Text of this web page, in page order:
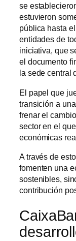
se
estuvieron
pública hasta
entidades de
iniciativa, que
el documento
la sede central
El papel que
transición a
frenar el
sector en el
económicas
A través de
fomenten una
sostenibles,
contribución